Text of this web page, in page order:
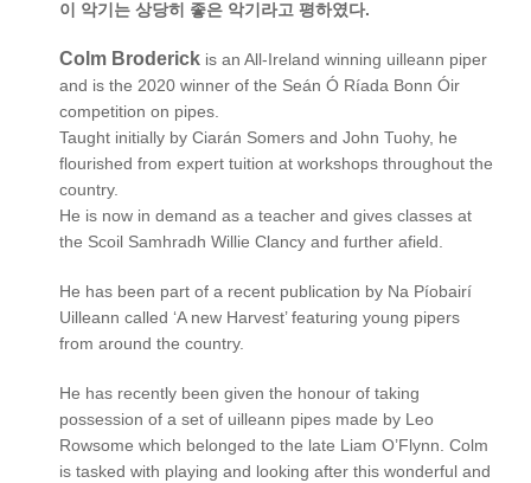
이 악기는 상당히 좋은 악기라고 평하였다.
Colm Broderick is an All-Ireland winning uilleann piper
and is the 2020 winner of the Seán Ó Ríada Bonn Óir
competition on pipes.
Taught initially by Ciarán Somers and John Tuohy, he
flourished from expert tuition at workshops throughout the
country.
He is now in demand as a teacher and gives classes at
the Scoil Samhradh Willie Clancy and further afield.
He has been part of a recent publication by Na Píobairí
Uilleann called ‘A new Harvest’ featuring young pipers
from around the country.
He has recently been given the honour of taking
possession of a set of uilleann pipes made by Leo
Rowsome which belonged to the late Liam O’Flynn. Colm
is tasked with playing and looking after this wonderful and